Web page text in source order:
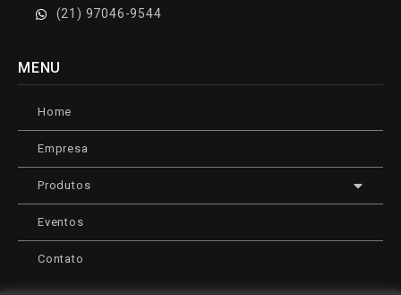
(21) 97046-9544
MENU
Home
Empresa
Produtos
Eventos
Contato